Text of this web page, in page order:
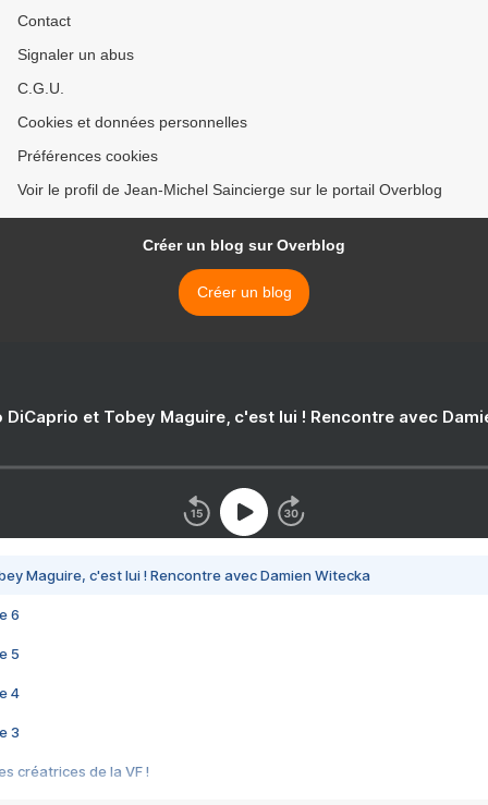
Contact
Signaler un abus
C.G.U.
Cookies et données personnelles
Préférences cookies
Voir le profil de Jean-Michel Saincierge sur le portail Overblog
Créer un blog sur Overblog
Créer un blog
DiCaprio et Tobey Maguire, c'est lui ! Rencontre avec
Maguire, c'est lui ! Rencontre avec Damien Witecka
6
5
4
3
créatrices de la VF !